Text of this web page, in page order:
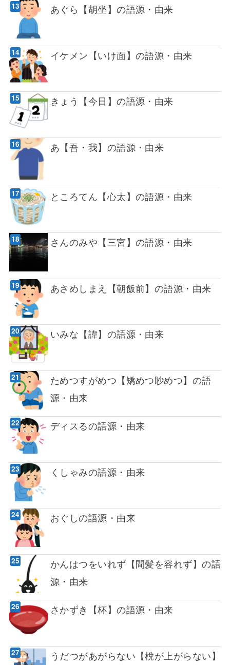
あぐら【胡坐】の語源・由来
イケメン【いけ面】の語源・由来
きょう【今日】の語源・由来
あ【吾・我】の語源・由来
ところてん【心太】の語源・由来
さんのみや【三宮】の語源・由来
あさめしまえ【朝飯前】の語源・由来
いみな【諱】の語源・由来
ためつすがめつ【矯めつ眇めつ】の語
源・由来
ディスるの語源・由来
くしゃみの語源・由来
おぐしの語源・由来
かんはつをいれず【間髪を容れず】の語
源・由来
さかずき【杯】の語源・由来
うだつがあがらない【梲が上がらない】